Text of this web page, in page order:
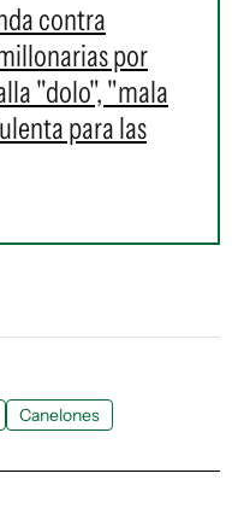
contra
por
"dolo", "mala
para las
Canelones